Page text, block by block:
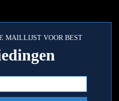
MAILLIJST VOOR BEST